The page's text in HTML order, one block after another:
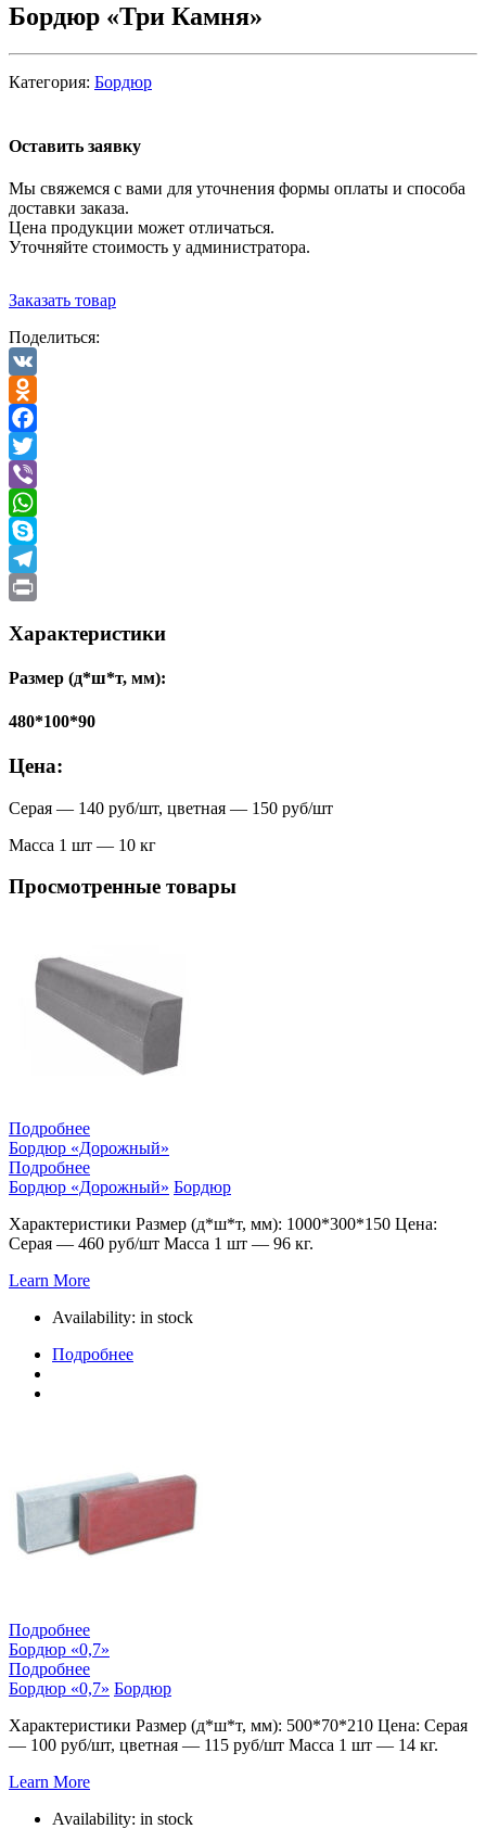
Бордюр «Три Камня»
Категория: Бордюр
Оставить заявку
Мы свяжемся с вами для уточнения формы оплаты и способа
доставки заказа.
Цена продукции может отличаться.
Уточняйте стоимость у администратора.
Заказать товар
Поделиться:
VK
Odnoklassniki
Facebook
Twitter
Viber
WhatsApp
Skype
Telegram
Характеристики
Размер (д*ш*т, мм):
480*100*90
Цена:
Серая — 140 руб/шт, цветная — 150 руб/шт
Масса 1 шт — 10 кг
Просмотренные товары
Подробнее
Бордюр «Дорожный»
Подробнее
Бордюр «Дорожный» Бордюр
Характеристики Размер (д*ш*т, мм): 1000*300*150 Цена:
Серая — 460 руб/шт Масса 1 шт — 96 кг.
Learn More
Availability: in stock
Подробнее
Подробнее
Бордюр «0,7»
Подробнее
Бордюр «0,7» Бордюр
Характеристики Размер (д*ш*т, мм): 500*70*210 Цена: Серая
— 100 руб/шт, цветная — 115 руб/шт Масса 1 шт — 14 кг.
Learn More
Availability: in stock